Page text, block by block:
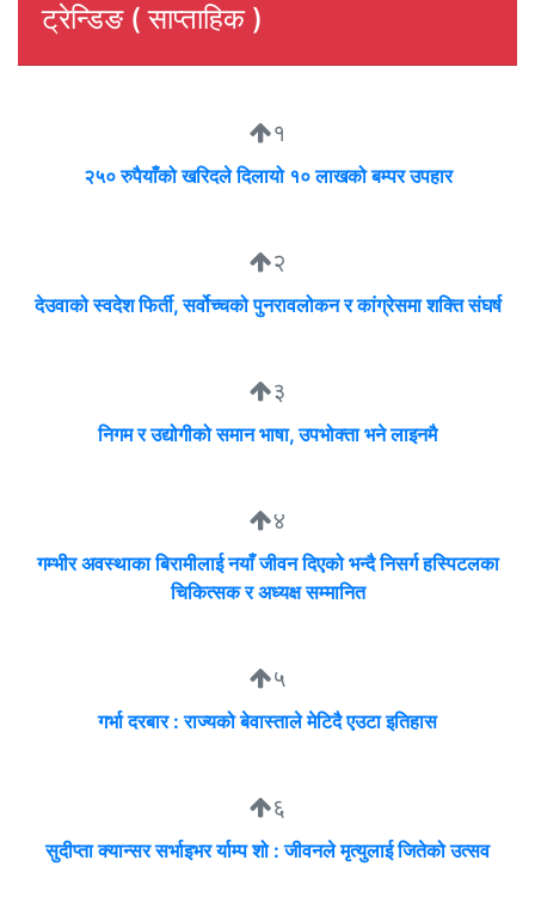
ट्रेन्डिङ ( साप्ताहिक )
१
२५० रुपैयाँको खरिदले दिलायो १० लाखको बम्पर उपहार
२
देउवाको स्वदेश फिर्ती, सर्वोच्चको पुनरावलोकन र कांग्रेसमा शक्ति संघर्ष
३
निगम र उद्योगीको समान भाषा, उपभोक्ता भने लाइनमै
४
गम्भीर अवस्थाका बिरामीलाई नयाँ जीवन दिएको भन्दै निसर्ग हस्पिटलका
चिकित्सक र अध्यक्ष सम्मानित
५
गर्भा दरबार : राज्यको बेवास्ताले मेटिदै एउटा इतिहास
६
सुदीप्ता क्यान्सर सर्भाइभर र्याम्प शो : जीवनले मृत्युलाई जितेको उत्सव